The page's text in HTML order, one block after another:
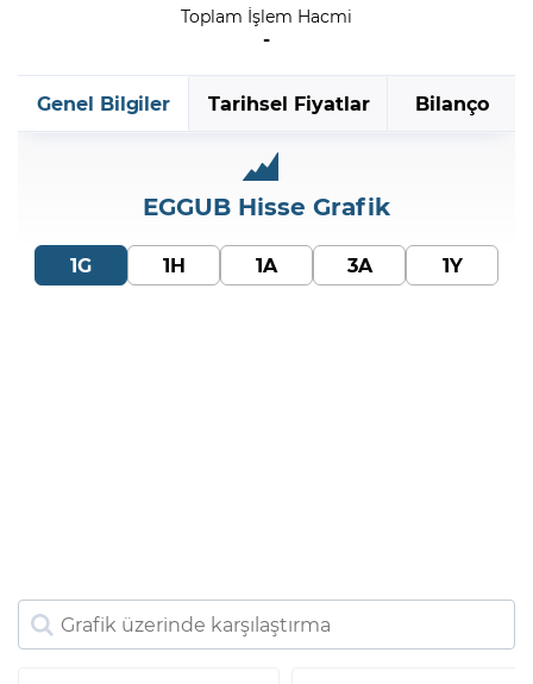
Toplam İşlem Hacmi
-
Genel Bilgiler Tarihsel Fiyatlar Bilanço
EGGUB Hisse Grafik
1G 1H 1A 3A 1Y